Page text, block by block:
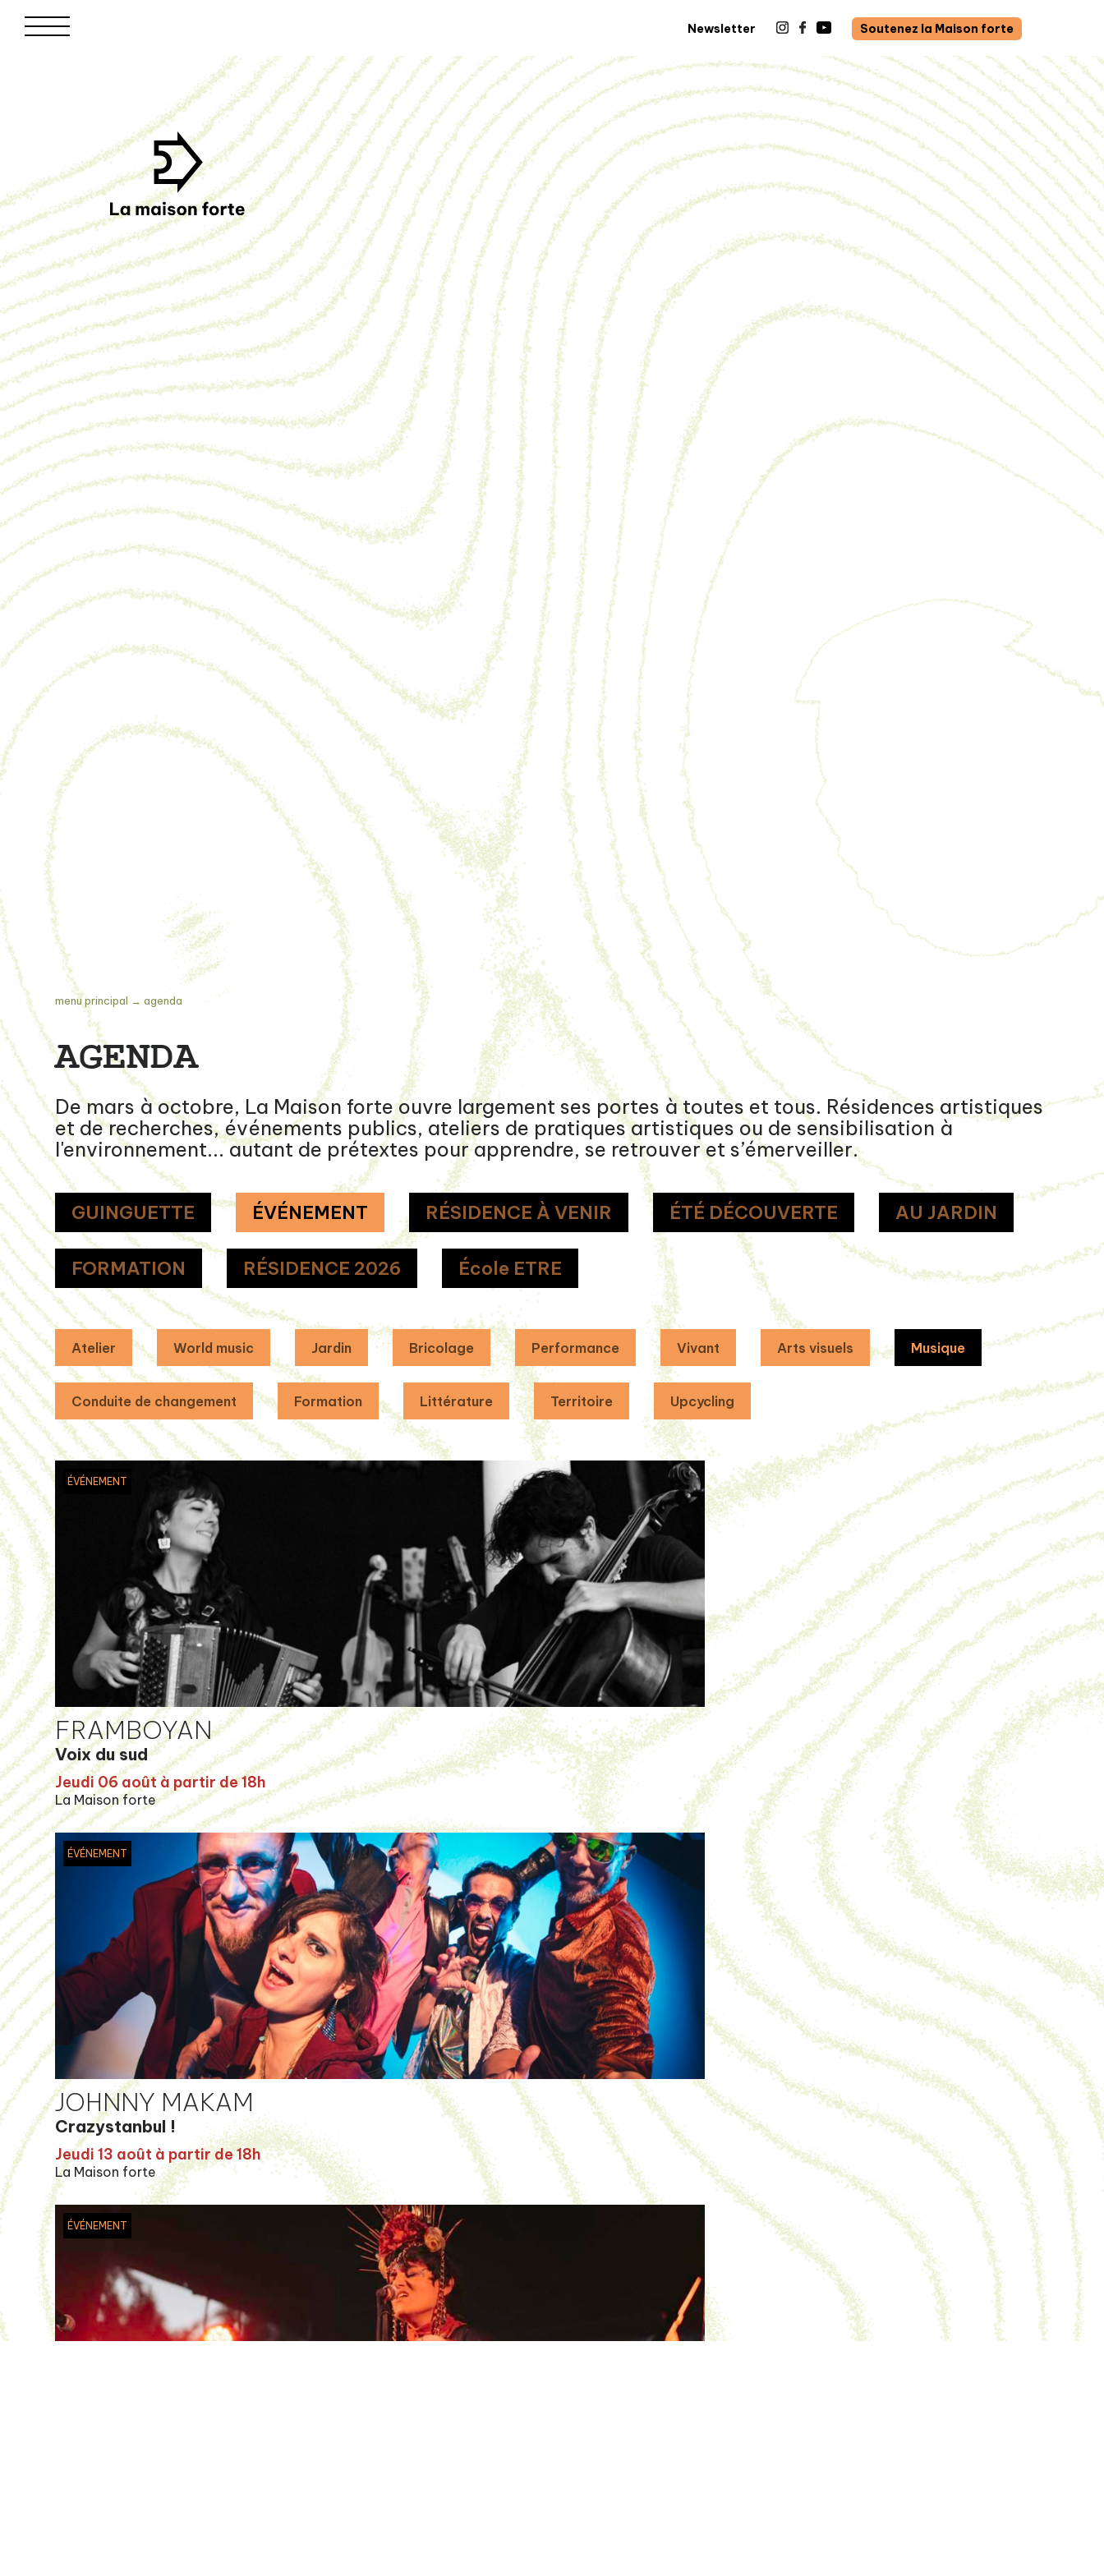
Newsletter Soutenez la Maison forte
menu principal →agenda
AGENDA
De mars à octobre, La Maison forte ouvre largement ses portes à toutes et tous. Résidences artistiques
et de recherches, événements publics, ateliers de pratiques artistiques ou de sensibilisation à
l'environnement... autant de prétextes pour apprendre, se retrouver et s’émerveiller.
GUINGUETTE ÉVÉNEMENT RÉSIDENCE À VENIR ÉTÉ DÉCOUVERTE AU JARDIN
FORMATION RÉSIDENCE 2026 École ETRE
Atelier World music Jardin Bricolage Performance Vivant Arts visuels Musique
Conduite de changement Formation Littérature Territoire Upcycling
ÉVÉNEMENT
FRAMBOYAN
Voix du sud
Jeudi 06 août à partir de 18h
La Maison forte
ÉVÉNEMENT
JOHNNY MAKAM
Crazystanbul !
Jeudi 13 août à partir de 18h
La Maison forte
ÉVÉNEMENT